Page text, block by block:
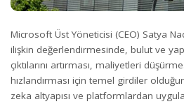
Microsoft Üst Yöneticisi (CEO) Satya
ilişkin değerlendirmesinde, bulut ve
çıktılarını artırması, maliyetleri
hızlandırması için temel girdiler
zeka altyapısı ve platformlardan